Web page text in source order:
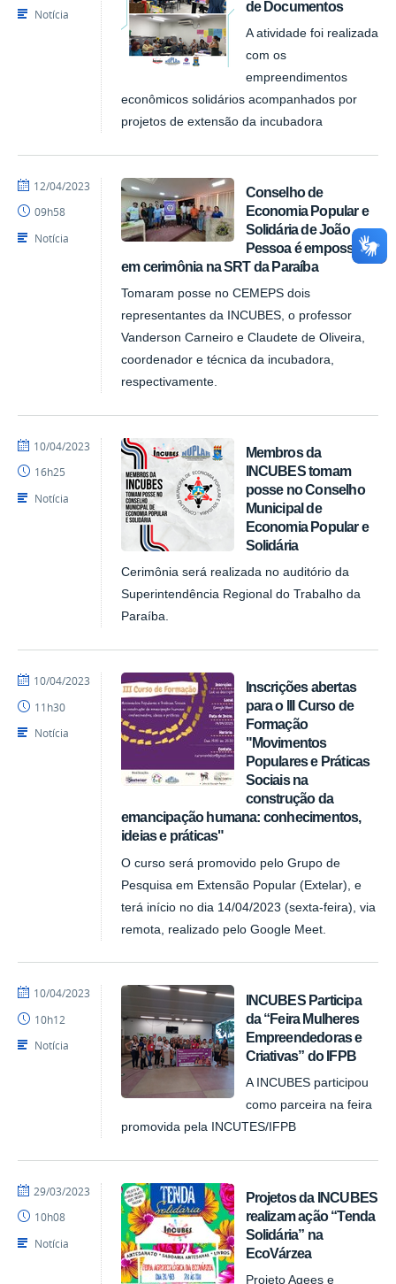
de Documentos
A atividade foi realizada
com os
empreendimentos
econômicos solidários acompanhados por
projetos de extensão da incubadora
Notícia
Conselho de
Economia Popular e
Solidária de João
Pessoa é empossado
em cerimônia na SRT da Paraíba
Tomaram posse no CEMEPS dois
representantes da INCUBES, o professor
Vanderson Carneiro e Claudete de Oliveira,
coordenador e técnica da incubadora,
respectivamente.
por
publicado
12/04/2023
09h58
Notícia
Membros da
INCUBES tomam
posse no Conselho
Municipal de
Economia Popular e
Solidária
Cerimônia será realizada no auditório da
Superintendência Regional do Trabalho da
Paraíba.
por
publicado
10/04/2023
16h25
Notícia
Inscrições abertas
para o III Curso de
Formação
"Movimentos
Populares e Práticas
Sociais na
construção da
emancipação humana: conhecimentos,
ideias e práticas"
O curso será promovido pelo Grupo de
Pesquisa em Extensão Popular (Extelar), e
terá início no dia 14/04/2023 (sexta-feira), via
remota, realizado pelo Google Meet.
por
publicado
10/04/2023
11h30
Notícia
INCUBES Participa
da “Feira Mulheres
Empreendedoras e
Criativas” do IFPB
A INCUBES participou
como parceira na feira
promovida pela INCUTES/IFPB
por
publicado
10/04/2023
10h12
Notícia
Projetos da INCUBES
realizam ação “Tenda
Solidária” na
EcoVárzea
Projeto Agees e
por
publicado
29/03/2023
10h08
Notícia